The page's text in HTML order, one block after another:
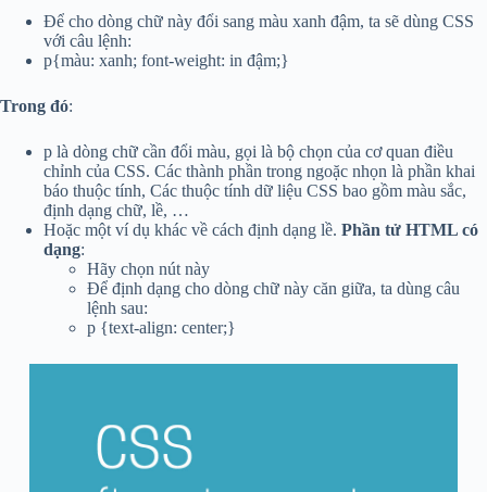
Để cho dòng chữ này đổi sang màu xanh đậm, ta sẽ dùng CSS
với câu lệnh:
p{màu: xanh; font-weight: in đậm;}
Trong đó:
p là dòng chữ cần đổi màu, gọi là bộ chọn của cơ quan điều
chỉnh của CSS. Các thành phần trong ngoặc nhọn là phần khai
báo thuộc tính, Các thuộc tính dữ liệu CSS bao gồm màu sắc,
định dạng chữ, lề, …
Hoặc một ví dụ khác về cách định dạng lề. Phần tử HTML có
dạng:
Hãy chọn nút này
Để định dạng cho dòng chữ này căn giữa, ta dùng câu
lệnh sau:
p {text-align: center;}